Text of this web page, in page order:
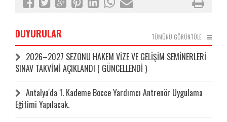
TÜMÜNÜ GÖRÜNTÜLE
DUYURULAR
2026–2027 SEZONU HAKEM VİZE VE GELİŞİM SEMİNERLERİ
SINAV TAKVİMİ AÇIKLANDI ( GÜNCELLENDİ )
Antalya'da 1. Kademe Bocce Yardımcı Antrenör Uygulama
Eğitimi Yapılacak.